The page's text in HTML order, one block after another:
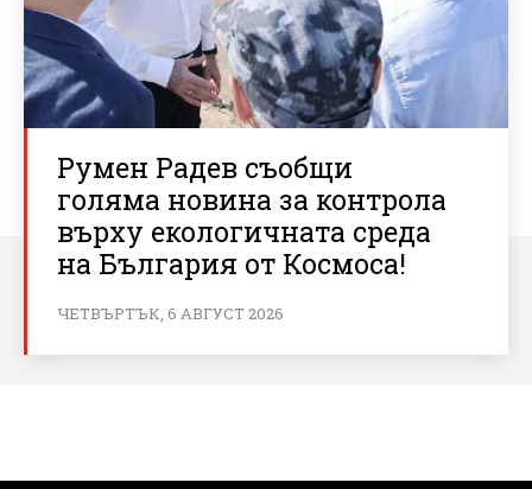
Румен Радев съобщи
голяма новина за контрола
върху екологичната среда
на България от Космоса!
ЧЕТВЪРТЪК, 6 АВГУСТ 2026